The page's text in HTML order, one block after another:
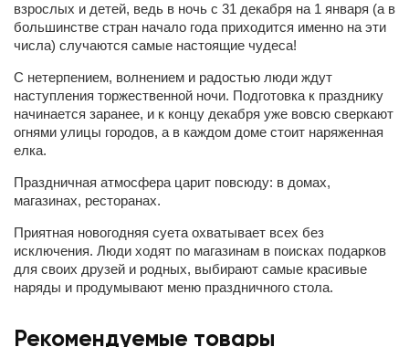
взрослых и детей, ведь в ночь с 31 декабря на 1 января (а в
большинстве стран начало года приходится именно на эти
числа) случаются самые настоящие чудеса!
С нетерпением, волнением и радостью люди ждут
наступления торжественной ночи. Подготовка к празднику
начинается заранее, и к концу декабря уже вовсю сверкают
огнями улицы городов, а в каждом доме стоит наряженная
елка.
Праздничная атмосфера царит повсюду: в домах,
магазинах, ресторанах.
Приятная новогодняя суета охватывает всех без
исключения. Люди ходят по магазинам в поисках подарков
для своих друзей и родных, выбирают самые красивые
наряды и продумывают меню праздничного стола.
Рекомендуемые товары